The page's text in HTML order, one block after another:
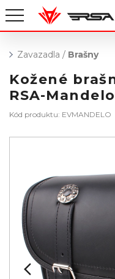
Zavazadla / Brašny
Kožené
RSA-Mandelo
Kód produktu: EVMANDELO